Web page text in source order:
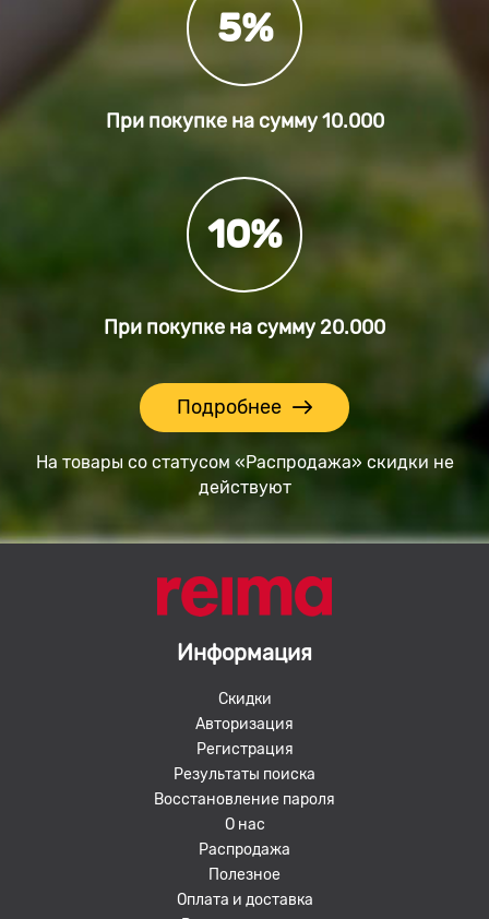
5%
При покупке на сумму10.000
10%
При покупке на сумму 20.000
Подробнее
На товары со статусом «Распродажа» скидки не
действуют
Информация
Скидки
Авторизация
Регистрация
Результаты поиска
Восстановление пароля
О нас
Распродажа
Полезное
Оплата и доставка